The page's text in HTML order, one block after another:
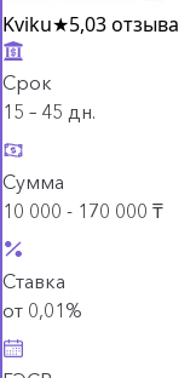
Kviku★5,03 отзыва
Срок
15 – 45 дн.
Сумма
10 000 - 170 000 ₸
Ставка
от 0,01%